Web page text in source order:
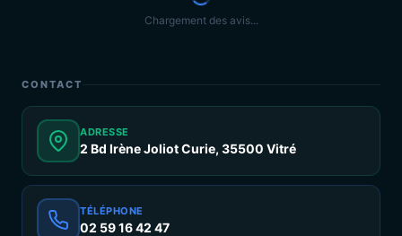
Chargement des avis...
CONTACT
ADRESSE
2 Bd Irène Joliot Curie, 35500 Vitré
TÉLÉPHONE
02 59 16 42 47